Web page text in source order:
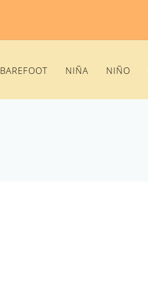
BAREFOOT NIÑA NIÑO